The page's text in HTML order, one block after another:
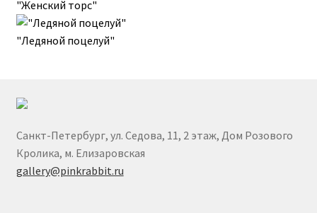
Пожар Влад
Полина Шибанова
Попова Екатерина
Светлана Растебина
"Женский торс"
"Ледяной поцелуй"
Санкт-Петербург, ул. Седова, 11, 2 этаж, Дом Розового
Кролика, м. Елизаровская
gallery@pinkrabbit.ru